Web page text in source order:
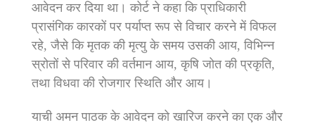
आवेदन कर दिया था। कोर्ट ने कहा कि प्राधिकारी
प्रासंगिक कारकों पर पर्याप्त रूप से विचार करने में विफल
रहे, जैसे कि मृतक की मृत्यु के समय उसकी आय, विभिन्न
स्रोतों से परिवार की वर्तमान आय, कृषि जोत की प्रकृति,
तथा विधवा की रोजगार स्थिति और आय।
याची अमन पाठक के आवेदन को खारिज करने का एक और